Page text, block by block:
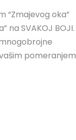
“Zmajevog oka”
SVAKOJ BOJI.
pomeranjem